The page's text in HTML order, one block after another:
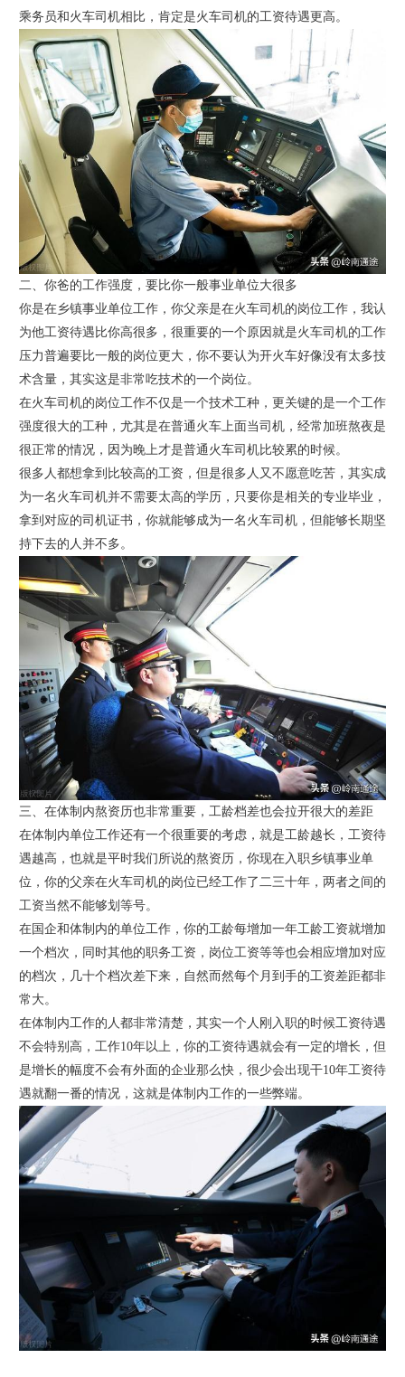
乘务员和火车司机相比，肯定是火车司机的工资待遇更高。
二、你爸的工作强度，要比你一般事业单位大很多
你是在乡镇事业单位工作，你父亲是在火车司机的岗位工作，我认
为他工资待遇比你高很多，很重要的一个原因就是火车司机的工作
压力普遍要比一般的岗位更大，你不要认为开火车好像没有太多技
术含量，其实这是非常吃技术的一个岗位。
在火车司机的岗位工作不仅是一个技术工种，更关键的是一个工作
强度很大的工种，尤其是在普通火车上面当司机，经常加班熬夜是
很正常的情况，因为晚上才是普通火车司机比较累的时候。
很多人都想拿到比较高的工资，但是很多人又不愿意吃苦，其实成
为一名火车司机并不需要太高的学历，只要你是相关的专业毕业，
拿到对应的司机证书，你就能够成为一名火车司机，但能够长期坚
持下去的人并不多。
三、在体制内熬资历也非常重要，工龄档差也会拉开很大的差距
在体制内单位工作还有一个很重要的考虑，就是工龄越长，工资待
遇越高，也就是平时我们所说的熬资历，你现在入职乡镇事业单
位，你的父亲在火车司机的岗位已经工作了二三十年，两者之间的
工资当然不能够划等号。
在国企和体制内的单位工作，你的工龄每增加一年工龄工资就增加
一个档次，同时其他的职务工资，岗位工资等等也会相应增加对应
的档次，几十个档次差下来，自然而然每个月到手的工资差距都非
常大。
在体制内工作的人都非常清楚，其实一个人刚入职的时候工资待遇
不会特别高，工作10年以上，你的工资待遇就会有一定的增长，但
是增长的幅度不会有外面的企业那么快，很少会出现干10年工资待
遇就翻一番的情况，这就是体制内工作的一些弊端。